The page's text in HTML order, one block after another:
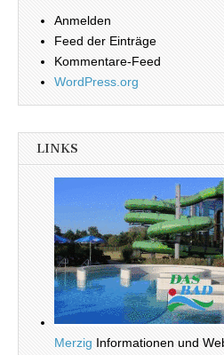
Anmelden
Feed der Einträge
Kommentare-Feed
WordPress.org
LINKS
Merzig Informationen und